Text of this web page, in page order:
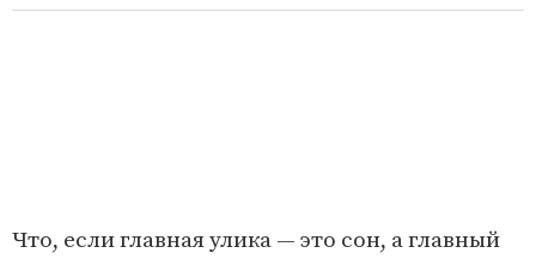
Что, если главная улика — это сон, а главный